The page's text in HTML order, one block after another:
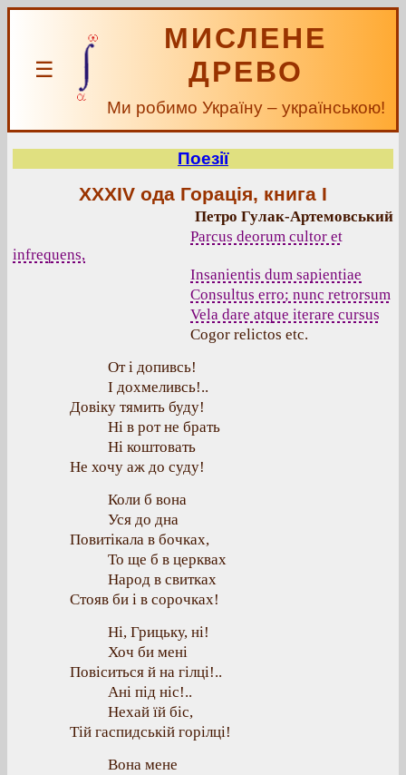
☰
МИСЛЕНЕ
ДРЕВО
Ми робимо Україну – українською!
Поезії
XXXIV ода Горація, книга I
Петро Гулак-Артемовський
Parcus deorum cultor et
infrequens,
Insanientis dum sapientiae
Consultus erro; nunc retrorsum
Vela dare atque iterare cursus
Cogor relictos etc.
От і допивсь!
І дохмеливсь!..
Довіку тямить буду!
Ні в рот не брать
Ні коштовать
Не хочу аж до суду!
Коли б вона
Уся до дна
Повитікала в бочках,
То ще б в церквах
Народ в свитках
Стояв би і в сорочках!
Ні, Грицьку, ні!
Хоч би мені
Повіситься й на гілці!..
Ані під ніс!..
Нехай їй біс,
Тій гаспидській горілці!
Вона мене